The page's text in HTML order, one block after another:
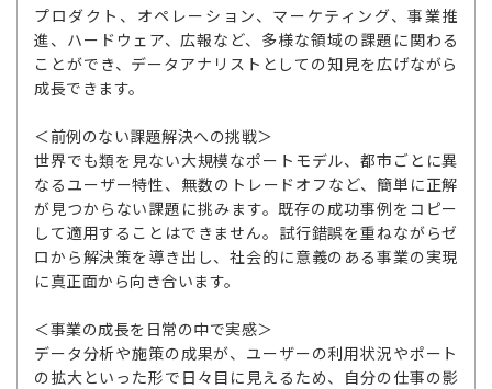
プロダクト、オペレーション、マーケティング、事業推
進、ハードウェア、広報など、多様な領域の課題に関わる
ことができ、データアナリストとしての知見を広げながら
成長できます。
＜前例のない課題解決への挑戦＞
世界でも類を見ない大規模なポートモデル、都市ごとに異
なるユーザー特性、無数のトレードオフなど、簡単に正解
が見つからない課題に挑みます。既存の成功事例をコピー
して適用することはできません。試行錯誤を重ねながらゼ
ロから解決策を導き出し、社会的に意義のある事業の実現
に真正面から向き合います。
＜事業の成長を日常の中で実感＞
データ分析や施策の成果が、ユーザーの利用状況やポート
の拡大といった形で日々目に見えるため、自分の仕事の影